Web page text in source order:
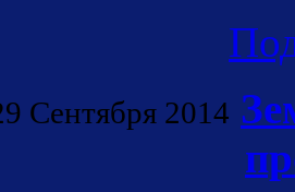
Сентября 2014